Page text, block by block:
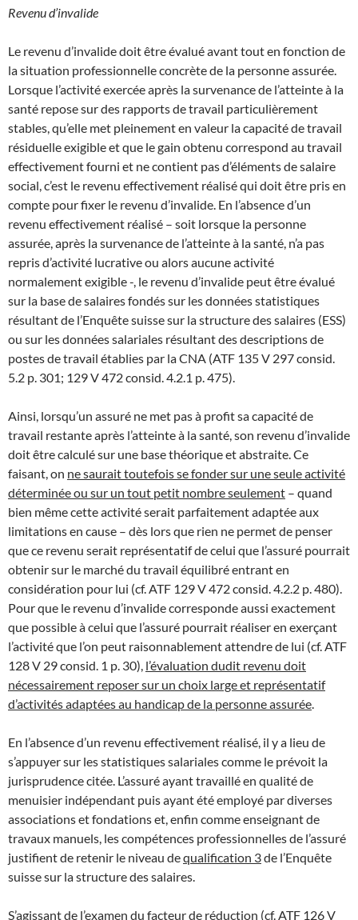
Revenu d’invalide
Le revenu d’invalide doit être évalué avant tout en fonction de
la situation professionnelle concrète de la personne assurée.
Lorsque l’activité exercée après la survenance de l’atteinte à la
santé repose sur des rapports de travail particulièrement
stables, qu’elle met pleinement en valeur la capacité de travail
résiduelle exigible et que le gain obtenu correspond au travail
effectivement fourni et ne contient pas d’éléments de salaire
social, c’est le revenu effectivement réalisé qui doit être pris en
compte pour fixer le revenu d’invalide. En l’absence d’un
revenu effectivement réalisé – soit lorsque la personne
assurée, après la survenance de l’atteinte à la santé, n’a pas
repris d’activité lucrative ou alors aucune activité
normalement exigible -, le revenu d’invalide peut être évalué
sur la base de salaires fondés sur les données statistiques
résultant de l’Enquête suisse sur la structure des salaires (ESS)
ou sur les données salariales résultant des descriptions de
postes de travail établies par la CNA (ATF 135 V 297 consid.
5.2 p. 301; 129 V 472 consid. 4.2.1 p. 475).
Ainsi, lorsqu’un assuré ne met pas à profit sa capacité de
travail restante après l’atteinte à la santé, son revenu d’invalide
doit être calculé sur une base théorique et abstraite. Ce
faisant, on ne saurait toutefois se fonder sur une seule activité
déterminée ou sur un tout petit nombre seulement – quand
bien même cette activité serait parfaitement adaptée aux
limitations en cause – dès lors que rien ne permet de penser
que ce revenu serait représentatif de celui que l’assuré pourrait
obtenir sur le marché du travail équilibré entrant en
considération pour lui (cf. ATF 129 V 472 consid. 4.2.2 p. 480).
Pour que le revenu d’invalide corresponde aussi exactement
que possible à celui que l’assuré pourrait réaliser en exerçant
l’activité que l’on peut raisonnablement attendre de lui (cf. ATF
128 V 29 consid. 1 p. 30), l’évaluation dudit revenu doit
nécessairement reposer sur un choix large et représentatif
d’activités adaptées au handicap de la personne assurée
En l’absence d’un revenu effectivement réalisé, il y a lieu de
s’appuyer sur les statistiques salariales comme le prévoit la
jurisprudence citée. L’assuré ayant travaillé en qualité de
menuisier indépendant puis ayant été employé par diverses
associations et fondations et, enfin comme enseignant de
travaux manuels, les compétences professionnelles de l’assuré
justifient de retenir le niveau dequalification 3de l’Enquête
suisse sur la structure des salaires.
S’agissant de l’examen du facteur de réduction (cf. ATF 126 V